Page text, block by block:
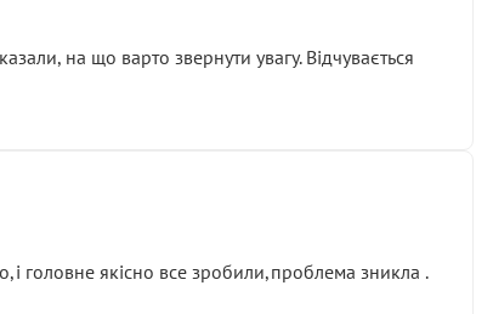
на що варто звернути увагу. Відчувається
головне якісно все зробили,проблема зникла .